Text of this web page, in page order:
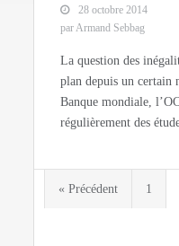
28 octobre 2014
par Armand Sebbag
La question des
plan depuis un certain
Banque mondiale,
régulièrement des
« Précédent 1